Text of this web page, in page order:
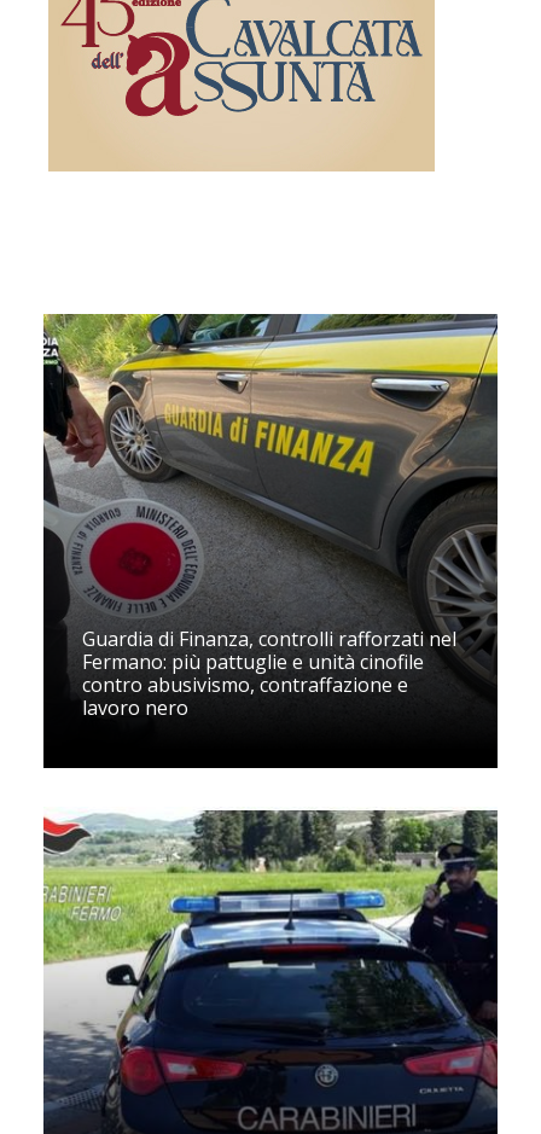
Guardia di Finanza, controlli rafforzati nel
Fermano: più pattuglie e unità cinofile
contro abusivismo, contraffazione e
lavoro nero